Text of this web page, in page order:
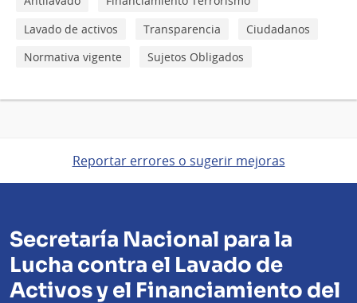
Lavado de activos
Transparencia
Ciudadanos
Normativa vigente
Sujetos Obligados
Reportar errores o sugerir mejoras
Secretaría Nacional para la
Lucha contra el Lavado de
Activos y el Financiamiento del